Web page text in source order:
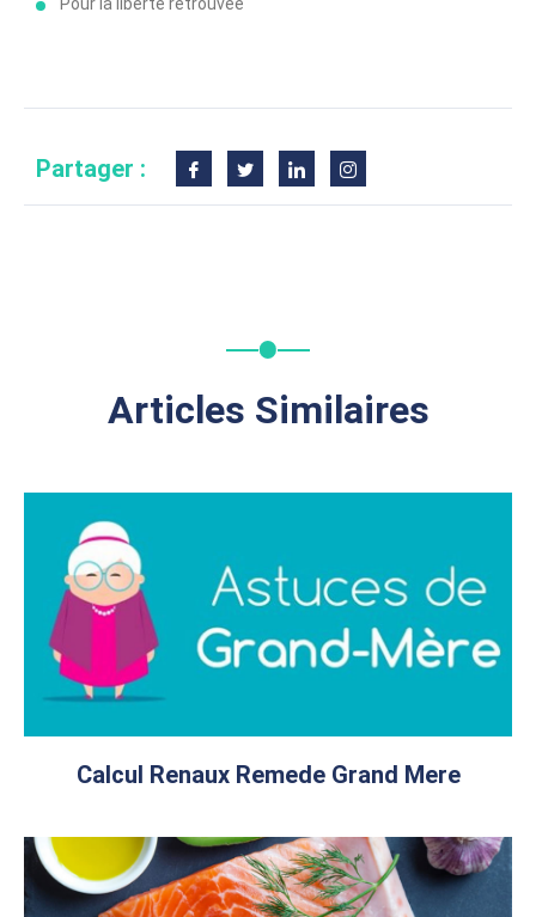
Pour la liberté retrouvée
Partager :
Articles Similaires
Calcul Renaux Remede Grand Mere